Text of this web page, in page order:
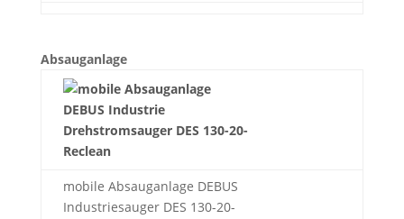
Absauganlage
mobile Absauganlage DEBUS
Industriesauger DES 130-20-